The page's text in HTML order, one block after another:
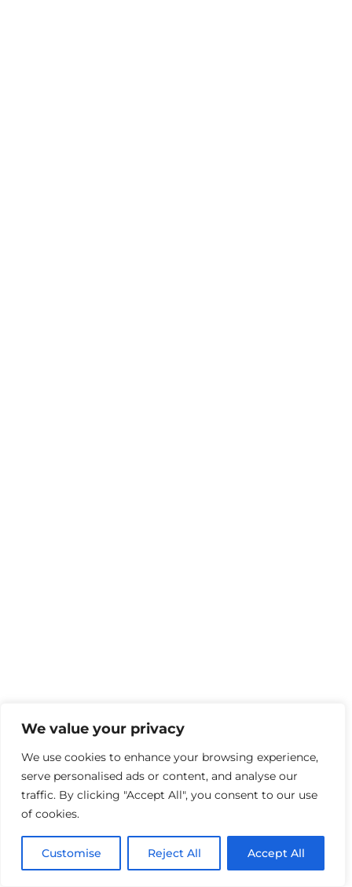
We value your privacy
We use cookies to enhance your browsing experience,
serve personalised ads or content, and analyse our
traffic. By clicking "Accept All", you consent to our use
of cookies.
Customise Reject All Accept All